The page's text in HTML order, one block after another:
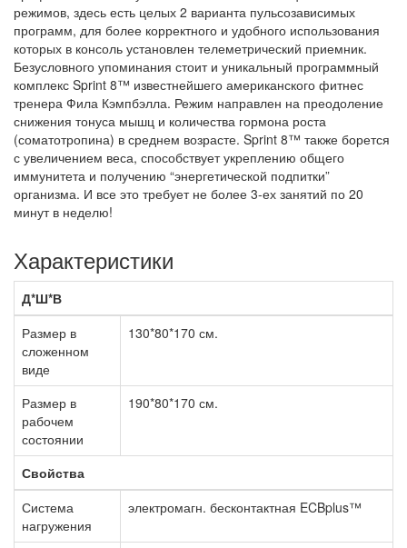
режимов, здесь есть целых 2 варианта пульсозависимых
программ, для более корректного и удобного использования
которых в консоль установлен телеметрический приемник.
Безусловного упоминания стоит и уникальный программный
комплекс Sprint 8™ известнейшего американского фитнес
тренера Фила Кэмпбэлла. Режим направлен на преодоление
снижения тонуса мышц и количества гормона роста
(соматотропина) в среднем возрасте. Sprint 8™ также борется
с увеличением веса, способствует укреплению общего
иммунитета и получению “энергетической подпитки”
организма. И все это требует не более 3-ех занятий по 20
минут в неделю!
Характеристики
Д*Ш*В
Размер в
сложенном
виде
130*80*170 см.
Размер в
рабочем
состоянии
190*80*170 см.
Свойства
Система
нагружения
электромагн. бесконтактная ECBplus™